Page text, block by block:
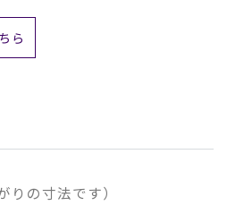
ら
りの寸法です）